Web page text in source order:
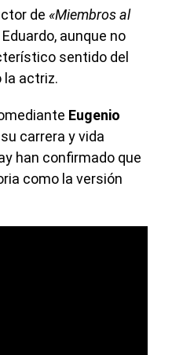
de «Miembros al
aunque no
sentido del
la actriz.
Eugenio
carrera y vida
han confirmado que
como la versión